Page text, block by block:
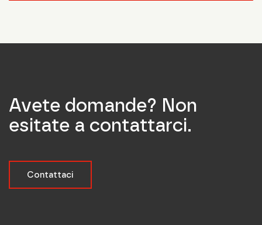
Avete domande? Non
esitate a contattarci.
Contattaci